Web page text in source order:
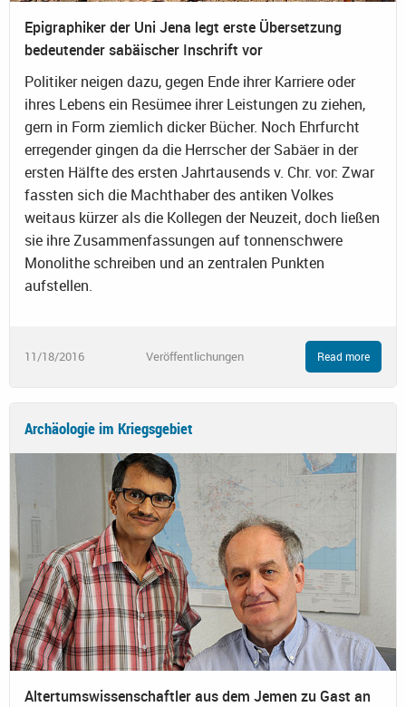
Epigraphiker der Uni Jena legt erste Übersetzung
bedeutender sabäischer Inschrift vor
Politiker neigen dazu, gegen Ende ihrer Karriere oder
ihres Lebens ein Resümee ihrer Leistungen zu ziehen,
gern in Form ziemlich dicker Bücher. Noch Ehrfurcht
erregender gingen da die Herrscher der Sabäer in der
ersten Hälfte des ersten Jahrtausends v. Chr. vor: Zwar
fassten sich die Machthaber des antiken Volkes
weitaus kürzer als die Kollegen der Neuzeit, doch ließen
sie ihre Zusammenfassungen auf tonnenschwere
Monolithe schreiben und an zentralen Punkten
aufstellen.
11/18/2016 Veröffentlichungen Read more
Archäologie im Kriegsgebiet
Altertumswissenschaftler aus dem Jemen zu Gast an